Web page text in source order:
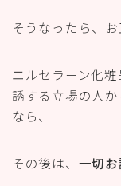
そうなったら、
エルセラーン化
誘する立場の人
なら、
その後は、 一切